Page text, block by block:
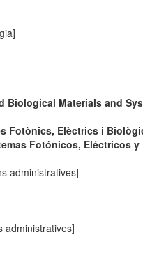
Biological Materials and
Fotònics, Elèctrics i
Fotónicos, Eléctricos
administratives]
administratives]